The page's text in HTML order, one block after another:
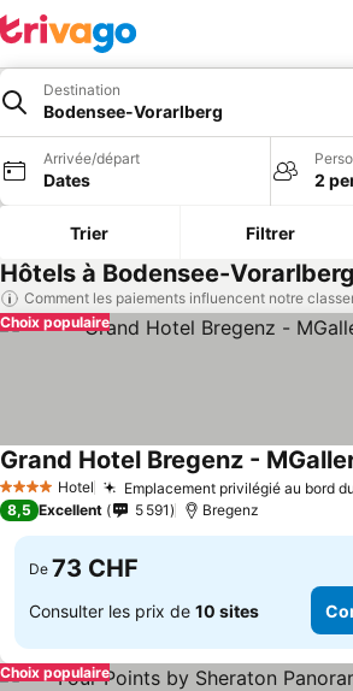
Destination
Bodensee-Vorarlberg
Arrivée/départ
Dates 2
Trier Filtrer
Hôtels à Bodensee-
Comment les paiements influencent notre
Choix populaire
4 Étoiles Hotel Emplacement privilégié au bord
Grand Hotel Bregenz -
8,5 Excellent 5 591 Bregenz
De 73 CHF
Consulter les prix de 10 sites
Choix populaire